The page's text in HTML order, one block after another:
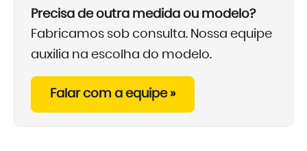
Precisa de outra medida ou modelo?
Fabricamos sob consulta. Nossa equipe
auxilia na escolha do modelo.
Falar com a equipe »